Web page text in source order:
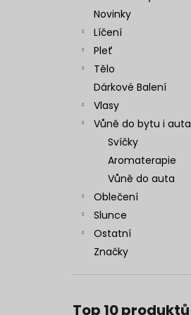
Novinky
Líčení
Pleť
Tělo
Dárkové Balení
Vlasy
Vůně do bytu i auta
Svíčky
Aromaterapie
Vůně do auta
Oblečení
Slunce
Ostatní
Značky
Top 10 produktů